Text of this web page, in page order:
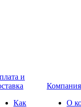
и
Как
Компания
О